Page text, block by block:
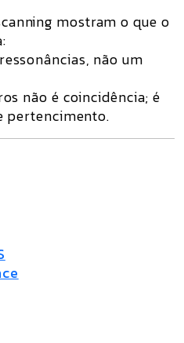
mostram o que o
, não um
não é coincidência; é
pertencimento.